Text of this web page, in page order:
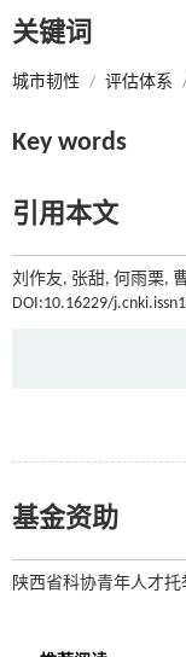
关键词
城市韧性 / 评估体系
Key words
引用本文
刘作友, 张甜, 何雨栗,
DOI:10.16229/
基金资助
陕西省科协青年人才托